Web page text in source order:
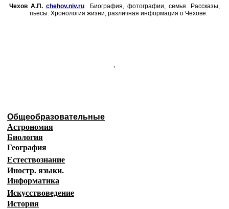
Чехов А.П. chehov.niv.ruБиография, фотографии, семья. Рассказы,
пьесы. Хронология жизни, различная информация о Чехове.
.
Общеобразовательные
Астрономия
Биология
География
Естествознание
Иностр. языки.
Информатика
Искусствоведение
История